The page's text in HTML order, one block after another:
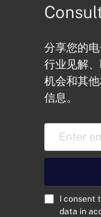
分享您的
行业见解
机会和其
信息。
电
邮
地
址
C
I consent
data in